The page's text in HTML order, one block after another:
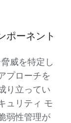
ポーネント
威を特定し
プローチを
り立ってい
ュリティ モ
弱性管理が